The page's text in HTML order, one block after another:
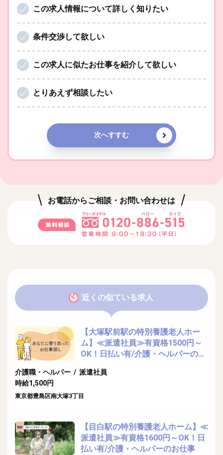
この求人情報について詳しく知りたい
条件交渉して欲しい
この求人に似たお仕事を紹介して欲しい
とりあえず相談したい
次へすすむ
お電話からご相談・お問い合わせは
近くの似ている求人
【大塚駅前駅の特別養護老人ホー
ム】≪派遣社員≫有資格1500円～
OK！日払い有/介護・ヘルパーのお
介護職・ヘルパー / 派遣社員
時給1,500円
東京都豊島区南大塚3丁目
【目白駅の特別養護老人ホーム】≪
派遣社員≫有資格1600円～OK！日
払い有/介護・ヘルパーのお仕事